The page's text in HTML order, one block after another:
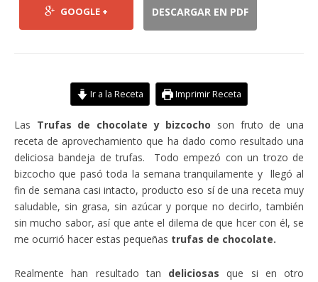
GOOGLE + DESCARGAR EN PDF
Ir a la Receta Imprimir Receta
Las Trufas de chocolate y bizcocho son fruto de una
receta de aprovechamiento que ha dado como resultado una
deliciosa bandeja de trufas. Todo empezó con un trozo de
bizcocho que pasó toda la semana tranquilamente y llegó al
fin de semana casi intacto, producto eso sí de una receta muy
saludable, sin grasa, sin azúcar y porque no decirlo, también
sin mucho sabor, así que ante el dilema de que hcer con él, se
me ocurrió hacer estas pequeñas trufas de chocolate.
Realmente han resultado tan deliciosas que si en otro